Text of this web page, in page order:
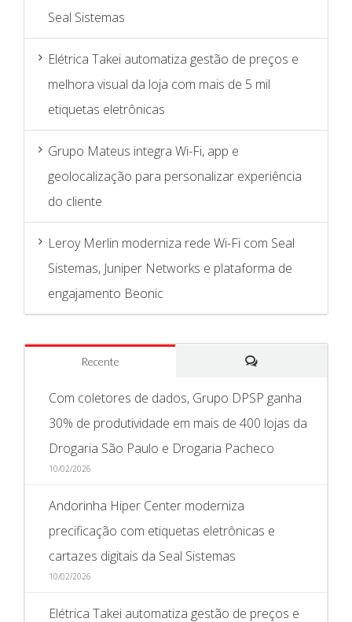
Grupo Mateus integra Wi-Fi, app e
geolocalização para personalizar experiência
do cliente
Leroy Merlin moderniza rede Wi-Fi com Seal
Sistemas, Juniper Networks e plataforma de
engajamento Beonic
Recente
Com coletores de dados, Grupo DPSP ganha
30% de produtividade em mais de 400 lojas da
10/02/2026
Andorinha Hiper Center moderniza
precificação com etiquetas eletrônicas e
cartazes digitais da Seal Sistemas
10/02/2026
Elétrica Takei automatiza gestão de preços e
melhora visual da loja com mais de 5 mil
etiquetas eletrônicas
10/02/2026